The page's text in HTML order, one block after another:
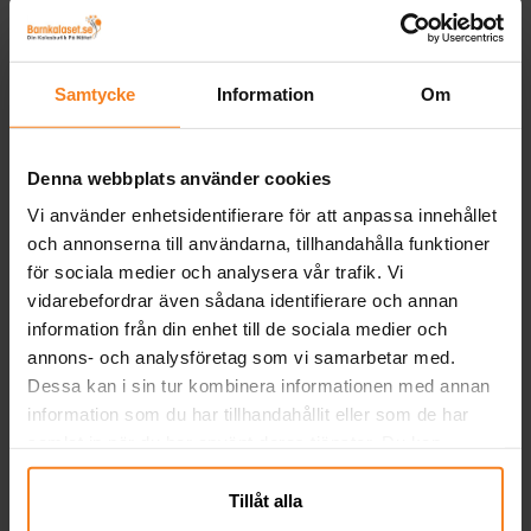
Samtycke Information Om
Denna webbplats använder cookies
Vi använder enhetsidentifierare för att anpassa innehållet
och annonserna till användarna, tillhandahålla funktioner
för sociala medier och analysera vår trafik. Vi
vidarebefordrar även sådana identifierare och annan
information från din enhet till de sociala medier och
annons- och analysföretag som vi samarbetar med.
Dessa kan i sin tur kombinera informationen med annan
information som du har tillhandahållit eller som de har
närsomhelst ändra ditt samtycke.
Tillåt alla
My Little Pony -
Chokladägg med
överraskning
Pris:19,00 kr
19,00 kr
Choklad Guldmynt 15-
pack
35,00 kr
Andra köpte även